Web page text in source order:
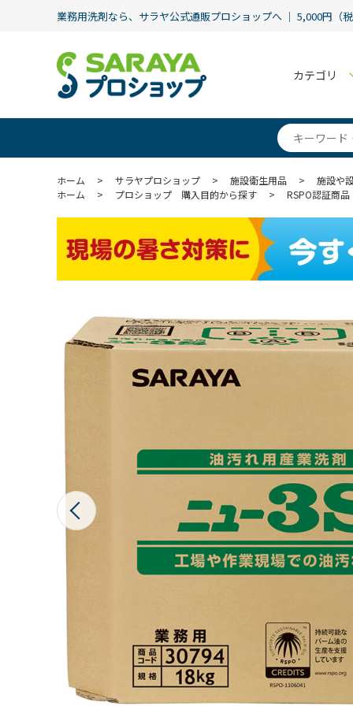
業務用洗剤なら、サラヤ公式通販プロショップへ ｜ 5,000円（
カテゴリ
ホーム > サラヤプロショップ > 施設衛生用品 >
施設や
ホーム
> プロショップ 購入目的から探す > RSPO認証商品